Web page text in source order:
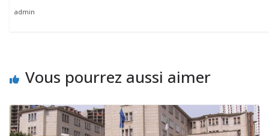
admin
Vous pourrez aussi aimer